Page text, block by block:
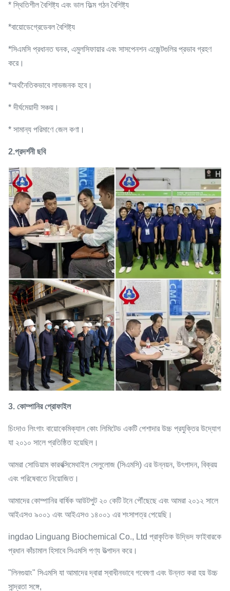
* স্থিতিশীল বৈশিষ্ট্য এবং ভাল ফিল্ম গঠন বৈশিষ্ট্য
*বায়োডেগ্রেডেবল বৈশিষ্ট্য
*সিএমসি প্রধানত ঘনক, এমুলসিফায়ার এবং সাসপেনশন এজেন্টগুলির প্রভাব গ্রহণ
করে।
*অর্থনৈতিকভাবে লাভজনক হবে।
* দীর্ঘমেয়াদী সঞ্চয়।
* সামান্য পরিমাণে জেল কণা।
2.প্রদর্শনী ছবি
3. কোম্পানির প্রোফাইল
চিংদাও লিংগাং বায়োকেমিক্যাল কোং লিমিটেড একটি পেশাদার উচ্চ প্রযুক্তির উদ্যোগ
যা ২০১০ সালে প্রতিষ্ঠিত হয়েছিল।
আমরা সোডিয়াম কারবক্সিমেথাইল সেলুলোজ (সিএমসি) এর উন্নয়ন, উৎপাদন, বিক্রয়
এবং পরিষেবাতে নিয়োজিত।
আমাদের কোম্পানির বার্ষিক আউটপুট ২০ কেটি টনে পৌঁছেছে এবং আমরা ২০১২ সালে
আইএসও ৯০০১ এবং আইএসও ১৪০০১ এর শংসাপত্র পেয়েছি।
ingdao Linguang Biochemical Co., Ltd প্রাকৃতিক উদ্ভিদ ফাইবারকে
প্রধান কাঁচামাল হিসাবে সিএমসি পণ্য উত্পাদন করে।
"লিনগুয়াং" সিএমসি যা আমাদের দ্বারা স্বাধীনভাবে গবেষণা এবং উন্নত করা হয় উচ্চ
সান্দ্রতা সঙ্গে,